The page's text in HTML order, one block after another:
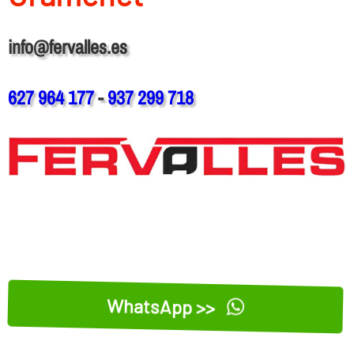
info@fervalles.es
627 964 177-937 299 718
WhatsApp >>